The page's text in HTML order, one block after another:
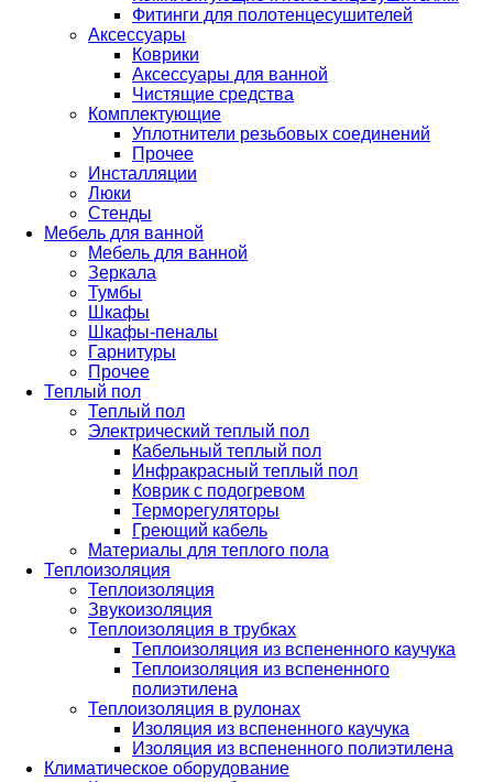
Фитинги для полотенцесушителей
Аксессуары
Коврики
Аксессуары для ванной
Чистящие средства
Комплектующие
Уплотнители резьбовых соединений
Прочее
Инсталляции
Люки
Стенды
Мебель для ванной
Мебель для ванной
Зеркала
Тумбы
Шкафы
Шкафы-пеналы
Гарнитуры
Прочее
Теплый пол
Теплый пол
Электрический теплый пол
Кабельный теплый пол
Инфракрасный теплый пол
Коврик с подогревом
Терморегуляторы
Греющий кабель
Материалы для теплого пола
Теплоизоляция
Теплоизоляция
Звукоизоляция
Теплоизоляция в трубках
Теплоизоляция из вспененного каучука
Теплоизоляция из вспененного
полиэтилена
Теплоизоляция в рулонах
Изоляция из вспененного каучука
Изоляция из вспененного полиэтилена
Климатическое оборудование